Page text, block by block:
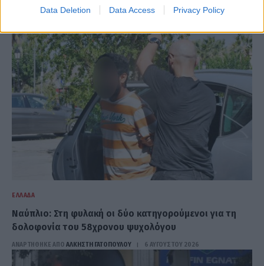
Data Deletion Data Access Privacy Policy
ΑΝΑΡΤΗΘΗΚΕ ΑΠΟ ΆΛΚΗΣΤΗ ΓΑΤΟΠΟΎΛΟΥ 6 ΑΥΓΟΎΣΤΟΥ 2026
ΕΛΛΆΔΑ
Ναύπλιο: Στη φυλακή οι δύο κατηγορούμενοι για τη
δολοφονία του 58χρονου ψυχολόγου
ΑΝΑΡΤΗΘΗΚΕ ΑΠΟ ΆΛΚΗΣΤΗ ΓΑΤΟΠΟΎΛΟΥ 6 ΑΥΓΟΎΣΤΟΥ 2026